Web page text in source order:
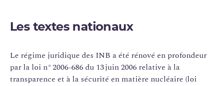
Les textes nationaux
Le régime juridique des INB a été rénové en profondeur
par la loi n° 2006-686 du 13 juin 2006 relative à la
transparence et à la sécurité en matière nucléaire (loi